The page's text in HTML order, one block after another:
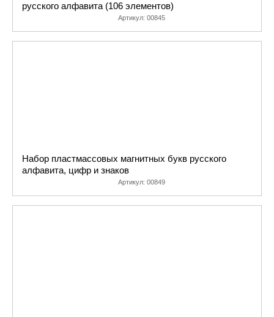
русского алфавита (106 элементов)
Артикул: 00845
Набор пластмассовых магнитных букв русского
алфавита, цифр и знаков
Артикул: 00849